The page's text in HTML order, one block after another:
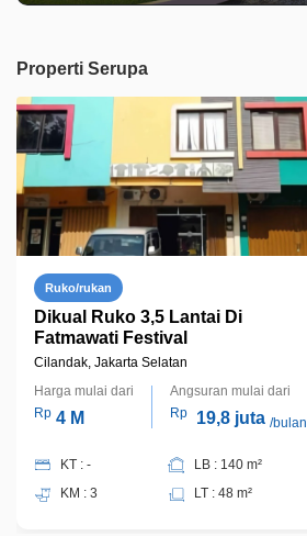
Properti Serupa
Ruko/rukan
Dikual Ruko 3,5 Lantai Di
Fatmawati Festival
Cilandak, Jakarta Selatan
Harga mulai dari
Rp 4 M
Angsuran mulai dari
Rp
19,8 juta /bulan
KT : -
KM : 3
LB : 140 m²
LT : 48 m²